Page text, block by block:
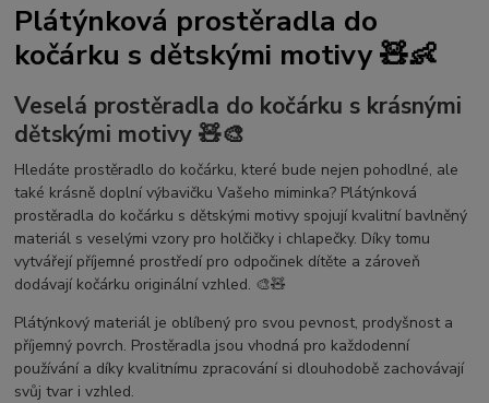
Plátýnková prostěradla do
kočárku s dětskými motivy 🧸👶
Veselá prostěradla do kočárku s krásnými
dětskými motivy 🧸🎨
Hledáte prostěradlo do kočárku, které bude nejen pohodlné, ale
také krásně doplní výbavičku Vašeho miminka? Plátýnková
prostěradla do kočárku s dětskými motivy spojují kvalitní bavlněný
materiál s veselými vzory pro holčičky i chlapečky. Díky tomu
vytvářejí příjemné prostředí pro odpočinek dítěte a zároveň
dodávají kočárku originální vzhled. 🎨🧸
Plátýnkový materiál je oblíbený pro svou pevnost, prodyšnost a
příjemný povrch. Prostěradla jsou vhodná pro každodenní
používání a díky kvalitnímu zpracování si dlouhodobě zachovávají
svůj tvar i vzhled.